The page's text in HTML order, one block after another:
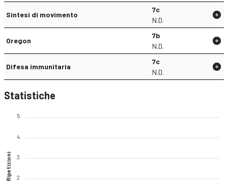
Sintesi di movimento
7c
N.D.
Oregon
7b
N.D.
Difesa immunitaria
7c
N.D.
Statistiche
5
4
3
2
Ripetizioni